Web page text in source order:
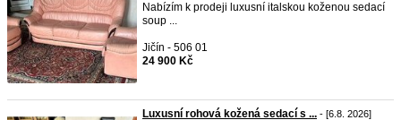
Nabízím k prodeji luxusní italskou koženou sedací
soup ...
Jičín - 506 01
24 900 Kč
Luxusní rohová kožená sedací s ... - [6.8. 2026]